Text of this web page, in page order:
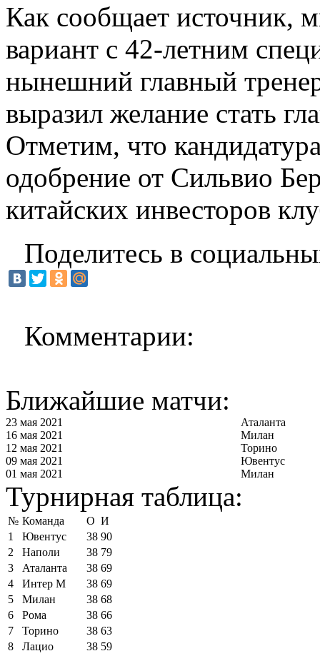
Как сообщает источник,
вариант с 42-летним
нынешний главный
выразил желание стать
Отметим, что
одобрение от Сильвио
китайских инвесторов
Поделитесь в
Комментарии:
Ближайшие матчи:
23 мая 2021
Аталанта
16 мая 2021
Милан
12 мая 2021
Торино
09 мая 2021
Ювентус
01 мая 2021
Милан
Турнирная таблица:
№ Команда О И
1
Ювентус 38 90
2
Наполи 38 79
3
Аталанта 38 69
4
Интер М 38 69
5
Милан 38 68
6
Рома 38 66
7
Торино 38 63
8
Лацио 38 59